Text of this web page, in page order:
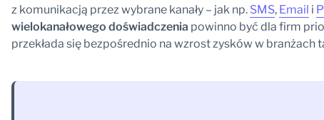
z komunikacją przez wybrane kanały – jak np. SMS, Email i
wielokanałowego doświadczenia powinno być dla firm
przekłada się bezpośrednio na wzrost zysków w